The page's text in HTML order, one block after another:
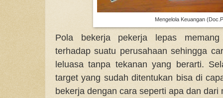
Mengelola Keuangan
Pola bekerja pekerja lepas
terhadap suatu perusahaan sehingga
leluasa tanpa tekanan yang berarti.
target yang sudah ditentukan bisa di
bekerja dengan cara seperti apa dan dari